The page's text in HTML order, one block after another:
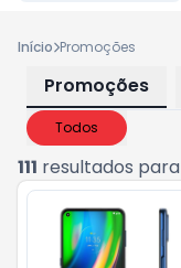
Início Promoções
Promoções
Todos
111 resultados para